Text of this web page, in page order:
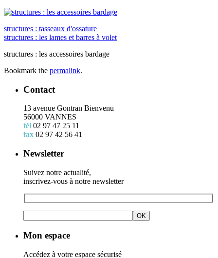
structures : tasseaux d'ossature
structures : les lames et barres à volet
structures : les accessoires bardage
Bookmark the permalink.
Contact
13 avenue Gontran Bienvenu
56000 VANNES
tél 02 97 47 25 11
fax 02 97 42 56 41
Newsletter
Suivez notre actualité,
inscrivez-vous à notre newsletter
Mon espace
Accédez à votre espace sécurisé